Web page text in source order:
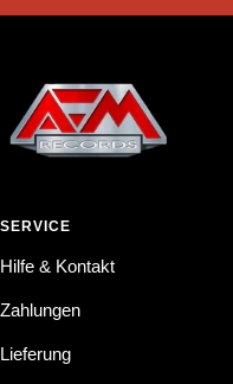
SERVICE
Hilfe & Kontakt
Zahlungen
Lieferung